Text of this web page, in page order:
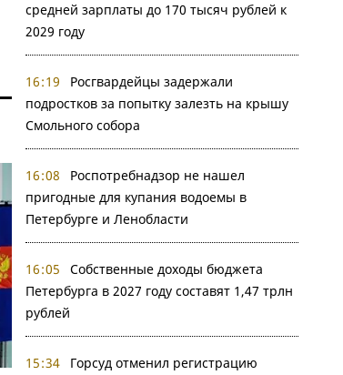
средней зарплаты до 170 тысяч рублей к
2029 году
16:19
Росгвардейцы задержали
подростков за попытку залезть на крышу
Смольного собора
16:08
Роспотребнадзор не нашел
пригодные для купания водоемы в
Петербурге и Ленобласти
16:05
Собственные доходы бюджета
Петербурга в 2027 году составят 1,47 трлн
рублей
15:34
Горсуд отменил регистрацию